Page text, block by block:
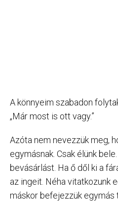
A könnyeim szabadon
„Már most is ott vagy.”
Azóta nem nevezzük meg,
egymásnak. Csak élünk
bevásárlást. Ha ő dől ki a
az ingeit. Néha vitatkozunk
máskor befejezzük egymás